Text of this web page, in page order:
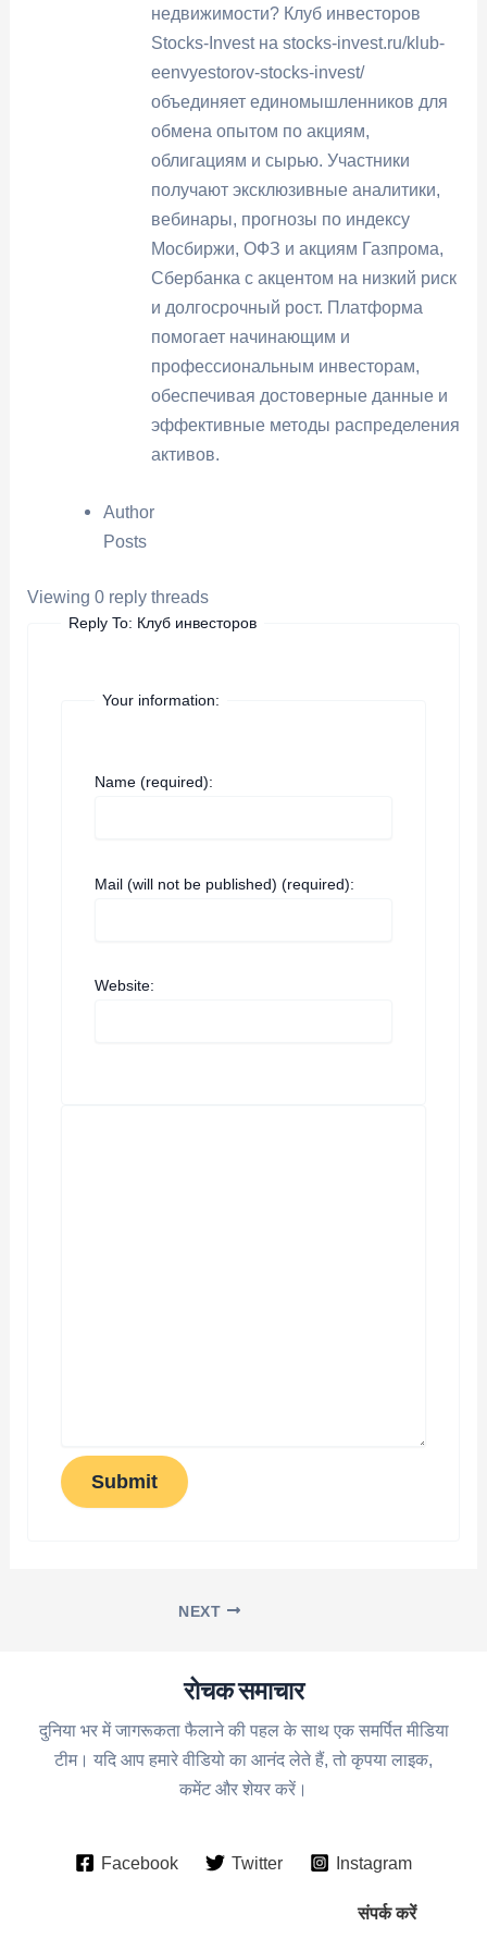
недвижимости? Клуб инвесторов
Stocks-Invest на stocks-invest.ru/klub-
eenvyestorov-stocks-invest/
объединяет единомышленников для
обмена опытом по акциям,
облигациям и сырью. Участники
получают эксклюзивные аналитики,
вебинары, прогнозы по индексу
Мосбиржи, ОФЗ и акциям Газпрома,
Сбербанка с акцентом на низкий риск
и долгосрочный рост. Платформа
помогает начинающим и
профессиональным инвесторам,
обеспечивая достоверные данные и
эффективные методы распределения
активов.
Author
Posts
Viewing 0 reply threads
Reply To: Клуб инвесторов
Your information:
Name (required):
Mail (will not be published) (required):
Website:
Submit
NEXT
रोचक समाचार
दुनिया भर में जागरूकता फैलाने की पहल के साथ एक समर्पित मीडिया
टीम। यदि आप हमारे वीडियो का आनंद लेते हैं, तो कृपया लाइक,
कमेंट और शेयर करें।
Facebook Twitter Instagram
संपर्क करें